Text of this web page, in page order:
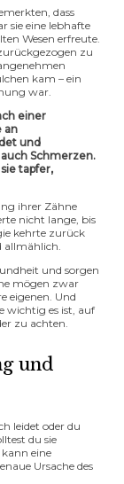
dass
sie eine lebhafte
Wesen erfreute.
zu
kam – ein
war.
einer
an
und
Schmerzen.
tapfer,
ihrer Zähne
nicht lange, bis
kehrte zurück
allmählich.
und sorgen
mögen zwar
eigenen. Und
wichtig es ist, auf
zu achten.
und
leidet oder du
du sie
eine
Ursache des